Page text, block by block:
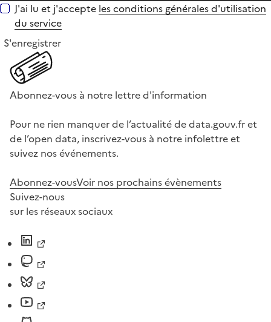
J'ai lu et j'accepte les conditions générales d'utilisation
du service
S'enregistrer
Abonnez-vous à notre lettre d'information
Pour ne rien manquer de l’actualité de data.gouv.fr et
de l’open data, inscrivez-vous à notre infolettre et
suivez nos événements.
Abonnez-vousVoir nos prochains évènements
Suivez-nous
sur les réseaux sociaux